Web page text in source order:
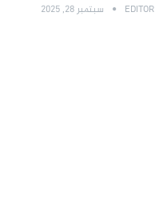
EDITOR سبتمبر 28, 2025